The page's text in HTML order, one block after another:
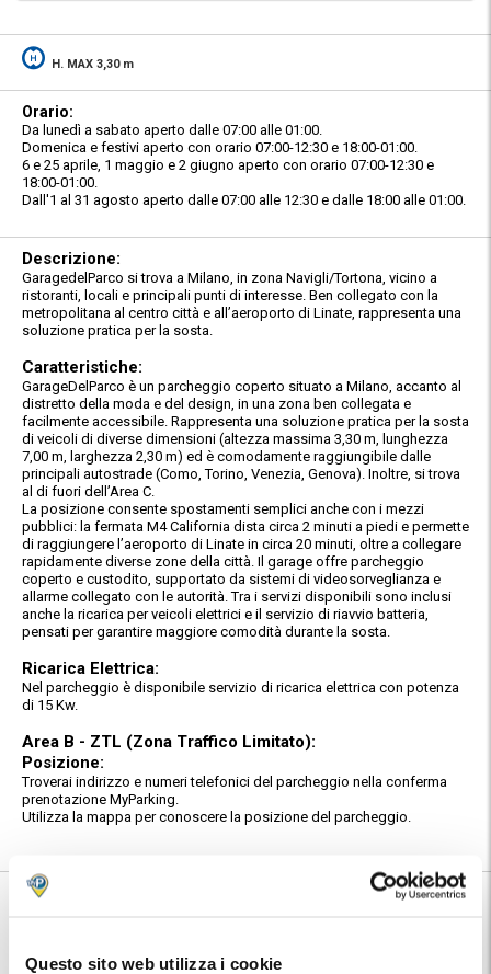
Questo sito web utilizza i cookie
H. MAX 3,30 m
Orario:
Da lunedì a sabato aperto dalle 07:00 alle 01:00.
Domenica e festivi aperto con orario 07:00-12:30 e 18:00-01:00.
6 e 25 aprile, 1 maggio e 2 giugno aperto con orario 07:00-12:30 e
18:00-01:00.
Dall'1 al 31 agosto aperto dalle 07:00 alle 12:30 e dalle 18:00 alle 01:00.
Descrizione:
GaragedelParco si trova a Milano, in zona Navigli/Tortona, vicino a
ristoranti, locali e principali punti di interesse. Ben collegato con la
metropolitana al centro città e all’aeroporto di Linate, rappresenta una
soluzione pratica per la sosta.
Caratteristiche:
GarageDelParco è un parcheggio coperto situato a Milano, accanto al
distretto della moda e del design, in una zona ben collegata e
facilmente accessibile. Rappresenta una soluzione pratica per la sosta
di veicoli di diverse dimensioni (altezza massima 3,30 m, lunghezza
7,00 m, larghezza 2,30 m) ed è comodamente raggiungibile dalle
principali autostrade (Como, Torino, Venezia, Genova). Inoltre, si trova
al di fuori dell’Area C.
La posizione consente spostamenti semplici anche con i mezzi
pubblici: la fermata M4 California dista circa 2 minuti a piedi e permette
di raggiungere l’aeroporto di Linate in circa 20 minuti, oltre a collegare
rapidamente diverse zone della città. Il garage offre parcheggio
coperto e custodito, supportato da sistemi di videosorveglianza e
allarme collegato con le autorità. Tra i servizi disponibili sono inclusi
anche la ricarica per veicoli elettrici e il servizio di riavvio batteria,
pensati per garantire maggiore comodità durante la sosta.
Ricarica Elettrica:
Nel parcheggio è disponibile servizio di ricarica elettrica con potenza
di 15 Kw.
Area B - ZTL (Zona Traffico Limitato):
Posizione:
Troverai indirizzo e numeri telefonici del parcheggio nella conferma
prenotazione MyParking.
Utilizza la mappa per conoscere la posizione del parcheggio.
🅿️ Caratteristiche: custodito, cctv, accessibile